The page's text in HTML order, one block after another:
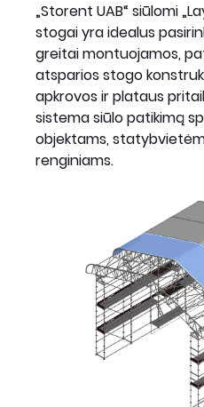
„Storent UAB“ siūlomi
stogai yra idealus
greitai montuojamos,
atsparios stogo
apkrovos ir plataus
sistema siūlo patikimą
objektams,
renginiams.